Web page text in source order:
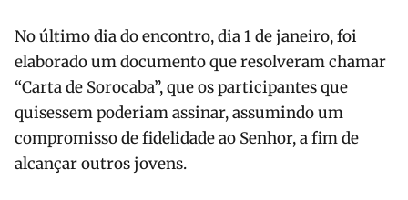
No último dia do encontro, dia 1 de janeiro, foi
elaborado um documento que resolveram chamar
“Carta de Sorocaba”, que os participantes que
quisessem poderiam assinar, assumindo um
compromisso de fidelidade ao Senhor, a fim de
alcançar outros jovens.